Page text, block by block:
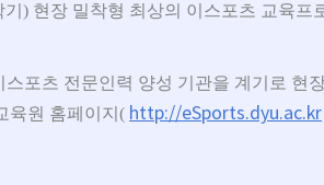
) 현장 밀착형 최상의 이스포츠 교육프
포츠 전문인력 양성 기관을 계기로 현
육원 홈페이지( http://eSports.dyu.ac.kr